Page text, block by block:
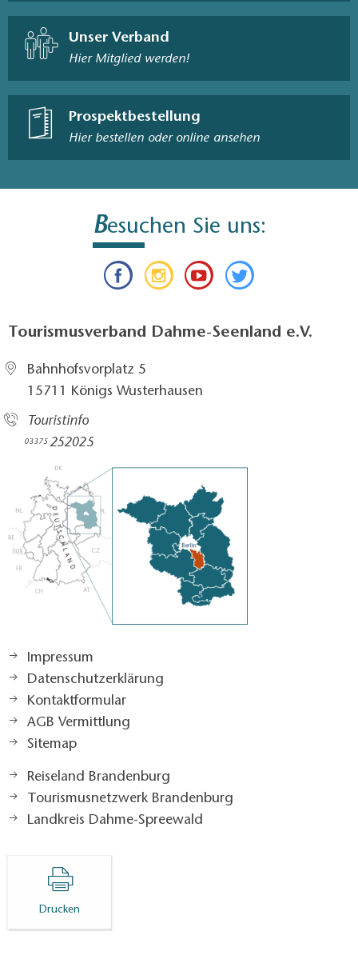
Unser Verband
Hier Mitglied werden!
Prospektbestellung
Hier bestellen oder online ansehen
Besuchen Sie uns:
Tourismusverband Dahme-Seenland e.V.
Bahnhofsvorplatz 5​
15711 Königs Wusterhausen
Touristinfo
03375252025​
Impressum
Datenschutzerklärung
Kontaktformular
AGB Vermittlung
Sitemap
Reiseland Brandenburg
Tourismusnetzwerk Brandenburg
Landkreis Dahme-Spreewald
Drucken